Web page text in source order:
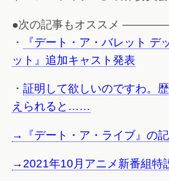
●次の記事もオススメ
・
『デート・ア・バレット デ
ット』追加キャスト発表
・ 証明して欲しいのですわ。
えられると……
→『デート・ア・ライブ』の
→2021年10月アニメ新番組特